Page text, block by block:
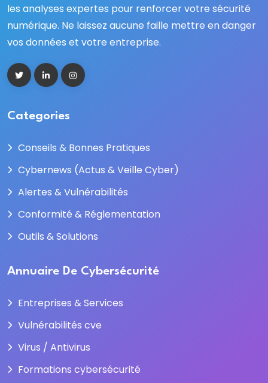
les analyses expertes pour renforcer votre sécurité
numérique. Ne laissez aucune faille mettre en danger
vos données et votre entreprise.
Categories
Conseils & Bonnes Pratiques
Cybernews (Actus & Veille Cyber)
Alertes & Vulnérabilités
Conformité & Réglementation
Outils & Solutions
Annuaire De Cybersécurité
Entreprises & Services
Vulnérabilités cve
Virus / Antivirus
Formations cybersécurité